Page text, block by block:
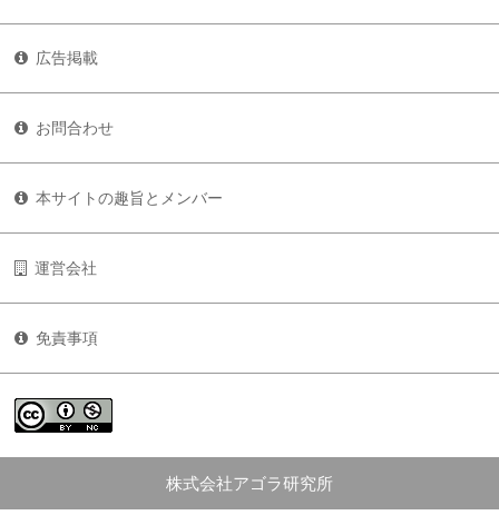
広告掲載
お問合わせ
本サイトの趣旨とメンバー
運営会社
免責事項
株式会社アゴラ研究所